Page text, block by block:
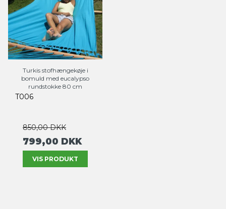
Turkis stofhængekøje i
bomuld med eucalypso
rundstokke 80 cm
T006
850,00 DKK
799,00 DKK
VIS PRODUKT